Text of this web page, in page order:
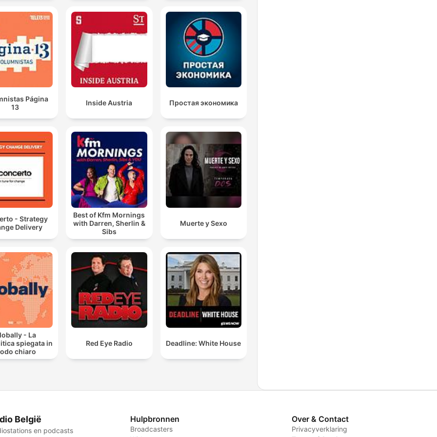
Página
13
Inside Austria Простая экономика
- Strategy
Delivery
Best of Kfm Mornings
with Darren, Sherlin &
Sibs
Muerte y Sexo
- La
spiegata in
chiaro
Red Eye Radio Deadline: White House
België
en podcasts
Hulpbronnen
Broadcasters
Over & Contact
Privacyverklaring